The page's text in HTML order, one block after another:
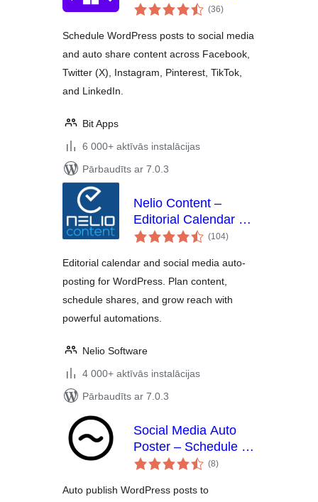
and Scheduler(36vērtējumu
kopsumma
)
Schedule WordPress posts to social media
and auto share content across Facebook,
Twitter (X), Instagram, Pinterest, TikTok,
and LinkedIn.
Bit Apps
6 000+ aktīvās instalācijas
Pārbaudīts ar 7.0.3
Nelio Content –
Editorial Calendar &
Social Media Auto-
(104vērtējumu
kopsumma
)
Editorial calendar and social media auto-
posting for WordPress. Plan content,
schedule shares, and grow reach with
powerful automations.
Nelio Software
4 000+ aktīvās instalācijas
Pārbaudīts ar 7.0.3
Social Media Auto
Poster – Schedule &
Publish to Social
(8vērtējumu
kopsumma
)
Auto publish WordPress posts to